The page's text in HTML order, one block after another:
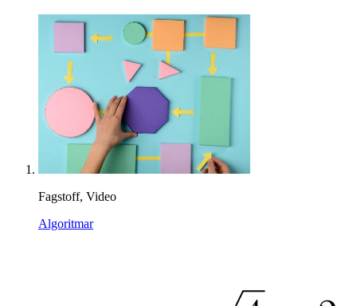
Fagstoff, Video
Algoritmar